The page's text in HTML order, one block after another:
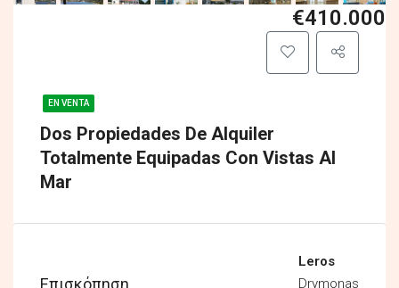
EN VENTA
Dos Propiedades De Alquiler
Totalmente Equipadas Con Vistas Al
Mar
€410.000
Επισκόπηση
Leros
Drymonas